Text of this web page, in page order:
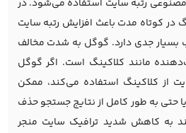
رتبه سایت استفاده می‌شود. در
کوتاه مدت باعث افزایش رتبه سایت
بسیار جدی دارد. گوگل به شدت مخالف
مانند کلاکینگ است. اگر گوگل
از کلاکینگ استفاده می‌کند، ممکن
حتی به طور کامل از نتایج جستجو حذف
به کاهش شدید ترافیک سایت منجر